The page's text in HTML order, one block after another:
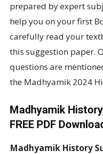
prepared by expert
help you on your first
carefully read your
this suggestion paper.
questions are
the Madhyamik 2024
Madhyamik
FREE PDF
Madhyamik History